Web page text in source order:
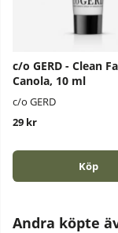
c/o GERD - Clean
Canola, 10 ml
c/o GERD
29 kr
Köp
Andra köpte